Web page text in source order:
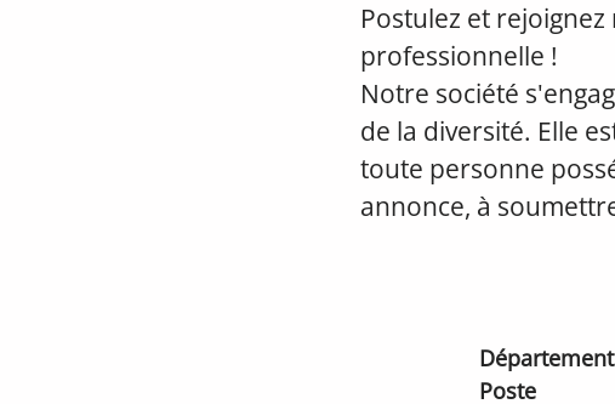
Postulez et
professionnelle !
Notre société
de la diversité. Elle
toute personne
annonce, à
Département
Poste